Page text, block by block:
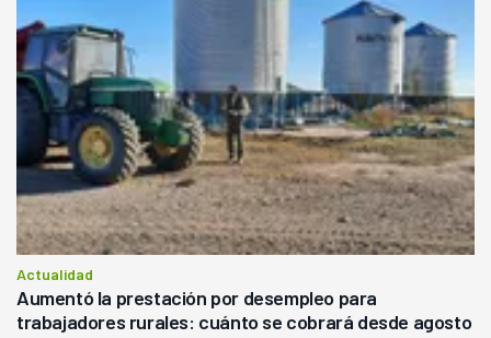
Actualidad
Aumentó la prestación por desempleo para
trabajadores rurales: cuánto se cobrará desde agosto